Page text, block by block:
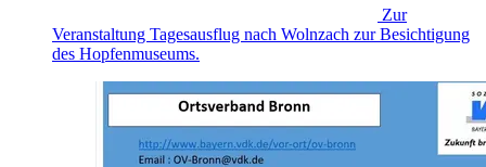
Zur
Veranstaltung Tagesausflug nach Wolnzach zur Besichtigung
des Hopfenmuseums.